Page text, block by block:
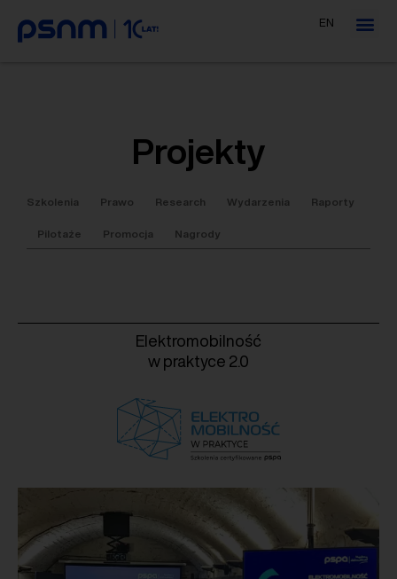
EN
Projekty
Szkolenia Prawo Research Wydarzenia Raporty
Pilotaże Promocja Nagrody
Elektromobilność
w praktyce 2.0